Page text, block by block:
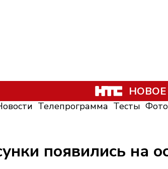
Телепрограмма Тесты
появились на